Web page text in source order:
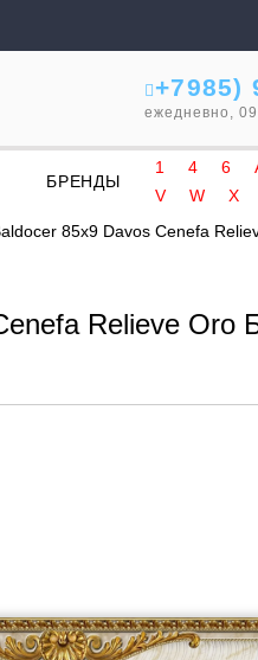
+7985)
ежедневно,
БРЕНДЫ
1 4 6
V
W X
85x9 Davos Cenefa
Relieve Oro